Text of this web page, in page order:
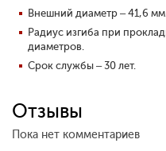
Внешний диаметр – 41,6
Радиус изгиба при
диаметров.
Срок службы – 30 лет.
Отзывы
Пока нет комментариев